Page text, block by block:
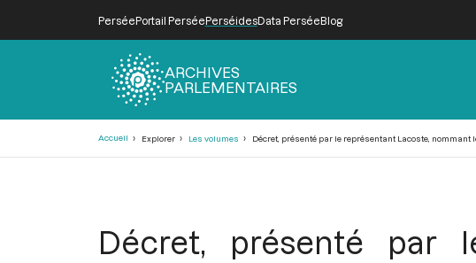
PerséePortail PerséePerséidesData PerséeBlog
ARCHIVES
PARLEMENTAIRES
Accueil Explorer Les volumes Décret, présenté par le représentant Lacoste,
Décret, présenté par